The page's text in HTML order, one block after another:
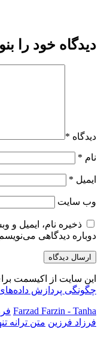
دیدگاه خود را
دیدگاه *
نام *
ایمیل *
وب‌ سایت
ذخیره نام، ایمیل و
دوباره دیدگاهی
این سایت از اکیسمت
چگونگی پردازش داده‌های
Farzad Farzin - Tanha
فرزاد فرزین متن ترانه